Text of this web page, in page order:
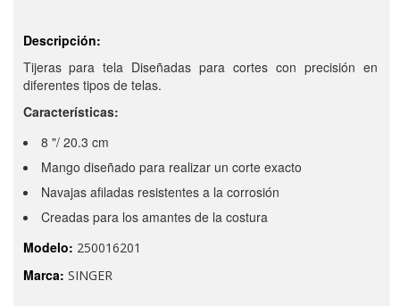
Descripción:
Tijeras para tela Diseñadas para cortes con precisión en
diferentes tipos de telas.
Características:
8 "/ 20.3 cm
Mango diseñado para realizar un corte exacto
Navajas afiladas resistentes a la corrosión
Creadas para los amantes de la costura
Modelo: 250016201
Marca: SINGER